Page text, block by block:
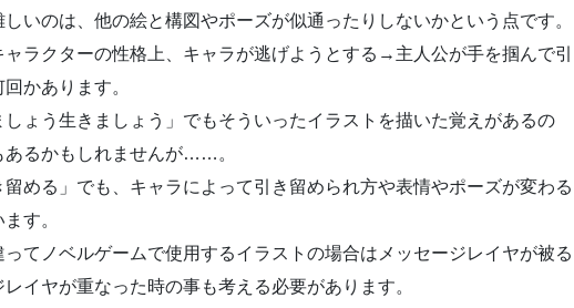
いのは、他の絵と構図やポーズが似通ったりしないかという点です。
ラクターの性格上、キャラが逃げようとする→主人公が手を掴んで引
かあります。
しょう生きましょう」でもそういったイラストを描いた覚えがあるの
あるかもしれませんが……。
める」でも、キャラによって引き留められ方や表情やポーズが変わる
す。
てノベルゲームで使用するイラストの場合はメッセージレイヤが被る
イヤが重なった時の事も考える必要があります。